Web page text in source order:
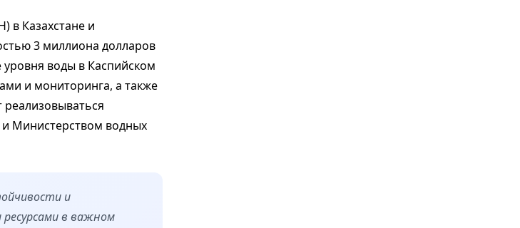
в Казахстане и
3 миллиона долларов
воды в Каспийском
и мониторинга, а также
Министерством водных
и
в важном